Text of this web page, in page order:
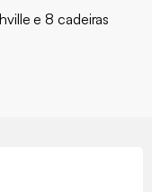
e 8 cadeiras